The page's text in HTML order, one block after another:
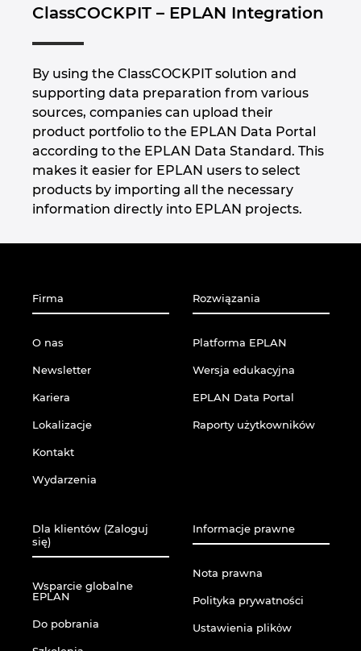
ClassCOCKPIT – EPLAN Integration
By using the ClassCOCKPIT solution and
supporting data preparation from various
sources, companies can upload their
product portfolio to the EPLAN Data Portal
according to the EPLAN Data Standard. This
makes it easier for EPLAN users to select
products by importing all the necessary
information directly into EPLAN projects.
Firma
O nas
Newsletter
Kariera
Lokalizacje
Kontakt
Wydarzenia
Rozwiązania
Platforma EPLAN
Wersja edukacyjna
EPLAN Data Portal
Raporty użytkowników
Dla klientów (Zaloguj
się)
Wsparcie globalne
EPLAN
Do pobrania
Informacje prawne
Nota prawna
Polityka prywatności
Ustawienia plikὀw